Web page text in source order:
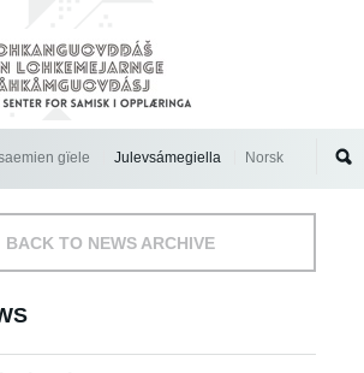
gïele Julevsámegiella
Norsk
BACK TO NEWS ARCHIVE